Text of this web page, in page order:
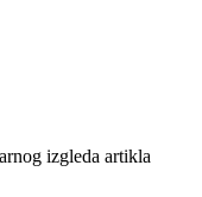
izgleda artikla